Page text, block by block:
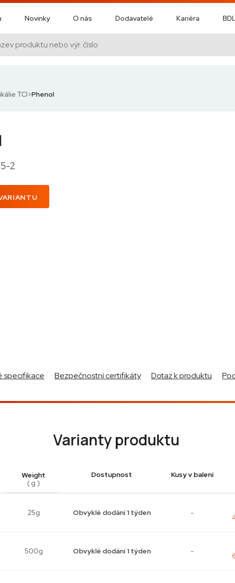
Novinky O nás Dodavatelé Kariéra
TCI Phenol
2
specifikace Bezpečnostní certifikáty Dotaz k produktu
Varianty produktu
Weight
( g )
Dostupnost Kusy v balení
25g Obvyklé dodání 1 týden -
500g Obvyklé dodání 1 týden -